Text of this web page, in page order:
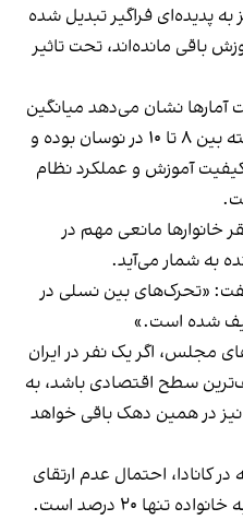
پدیده‌ای فراگیر تبدیل شده
باقی مانده‌اند، تحت تاثیر
آمارها نشان می‌دهد میانگین
معدل دانش‌آموزان در سال گذشته بین ۸ تا ۱۰ در نوسان بوده و
کیفیت آموزش و عملکرد نظام
خانوارها مانعی مهم در
به‌ شمار می‌آید.
گفت: «تحرک‌های بین نسلی در
شده است.»
مجلس، اگر یک نفر در ایران
سطح اقتصادی باشد، به
او نیز در همین دهک باقی خواهد
کانادا، احتمال عدم ارتقای
۲۰ درصد است.